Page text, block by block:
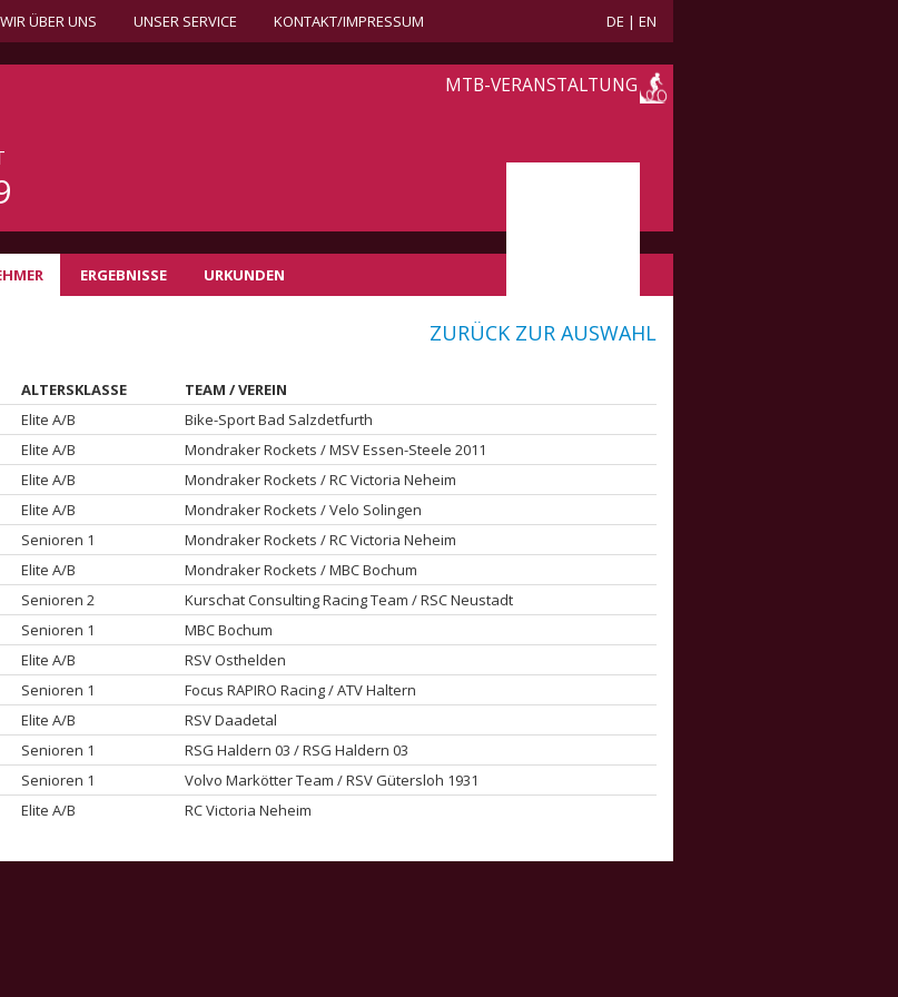
WIR ÜBER UNS UNSER SERVICE KONTAKT/IMPRESSUM DE | EN
MTB-VERANSTALTUNG
ERGEBNISSE URKUNDEN
ZURÜCK ZUR AUSWAHL
ALTERSKLASSE
TEAM / VEREIN
Elite A/B
Bike-Sport Bad Salzdetfurth
Elite A/B
Mondraker Rockets / MSV Essen-Steele 2011
Elite A/B
Mondraker Rockets / RC Victoria Neheim
Elite A/B
Mondraker Rockets / Velo Solingen
Senioren 1
Mondraker Rockets / RC Victoria Neheim
Elite A/B
Mondraker Rockets / MBC Bochum
Senioren 2
Kurschat Consulting Racing Team / RSC Neustadt
Senioren 1
MBC Bochum
Elite A/B
RSV Osthelden
Senioren 1
Focus RAPIRO Racing / ATV Haltern
Elite A/B
RSV Daadetal
Senioren 1
RSG Haldern 03 / RSG Haldern 03
Senioren 1
Volvo Markötter Team / RSV Gütersloh 1931
Elite A/B RC Victoria Neheim